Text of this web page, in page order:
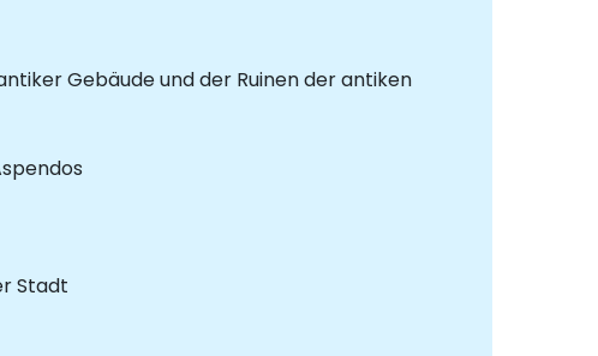
Gebäude und der Ruinen der antiken
Stadt